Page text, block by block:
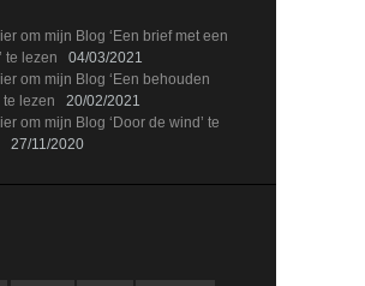
om mijn Blog ‘Een brief met een
te lezen
04/03/2021
om mijn Blog ‘Een behouden
te lezen
20/02/2021
om mijn Blog ‘Door de wind’ te
27/11/2020